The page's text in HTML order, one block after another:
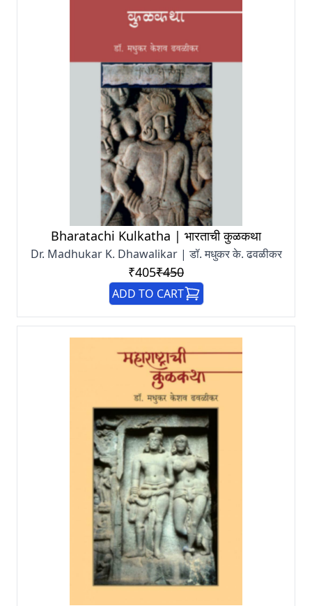
Bharatachi Kulkatha | भारताची कुळकथा
Dr. Madhukar K. Dhawalikar | डॉ. मधुकर के. ढवळीकर
₹405₹450
ADD TO CART